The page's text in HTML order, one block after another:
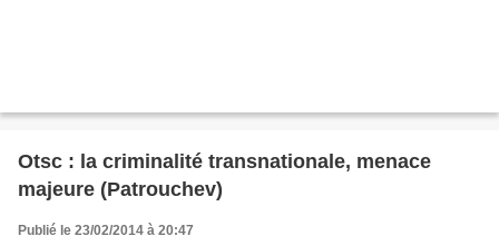
Otsc : la criminalité transnationale, menace
majeure (Patrouchev)
Publié le 23/02/2014 à 20:47